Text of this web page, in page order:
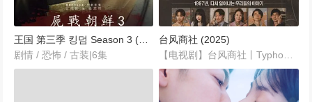
王国 第三季 킹덤 Season 3 (2023)
剧情 / 恐怖 / 古装|6集
台风商社 (2025)
【电视剧】台风商社丨Typhoon Family丨태풍상사【2025】中文名: 台风商社片名: 태풍상사年代: 2025导演: 李娜静编剧: 张贤淑...